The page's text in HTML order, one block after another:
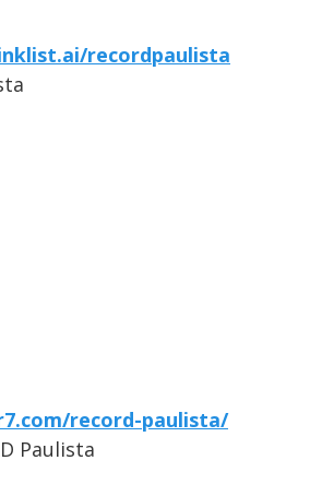
recordpaulista
record-paulista/
Paulista